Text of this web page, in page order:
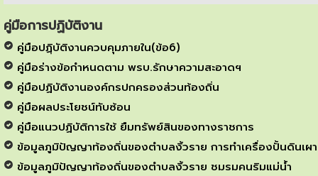
คู่มือการปฏิบัติงาน
คู่มือปฏฺิบัติงานควบคุมภายใน(ข้อ6)
คู่มือร่างข้อกำหนดตาม พรบ.รักษาความสะอาดฯ
คู่มือปฏิบัติงานองค์กรปกครองส่วนท้องถิ่น
คู่มือผลประโยชน์ทับซ้อน
คู่มือแนวปฏิบัติการใช้ ยืมทรัพย์สินของทางราชการ
ข้อมูลภูมิปัญญาท้องถิ่นของตำบลงิ้วราย การทำเครื่องปั้นดินเผา
ข้อมูลภูมิปัญญาท้องถิ่นของตำบลงิ้วราย ชมรมคนริมแม่น้ำ